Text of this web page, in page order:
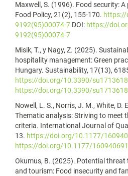
Maxwell, S. (1996). Food security:
Food Policy, 21(2), 155-170.
9192(95)00074-7 DOI: https://
9192(95)00074-7
Misik, T., y Nagy, Z. (2025).
hospitality management: Green
Hungary. Sustainability, 17(13),
https://doi.org/10.3390/
https://doi.org/10.3390/
Nowell, L. S., Norris, J. M., White, D.
Thematic analysis: Striving to meet
criteria. International Journal of
13. https://doi.org/10.1177/
https://doi.org/10.1177/
Okumus, B. (2025). Potential
and tourism: Food insecurity and